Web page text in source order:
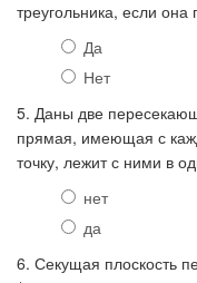
треугольника, если она
Да
Нет
5. Даны две
прямая, имеющая с
точку, лежит с ними в
нет
да
6. Секущая плоскость